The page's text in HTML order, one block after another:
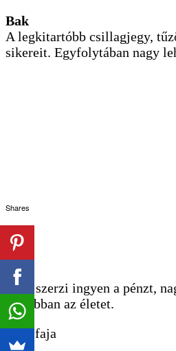
Bak
A legkitartóbb csillagjegy,
sikereit. Egyfolytában nagy
Nem szerzi ingyen a pénzt,
legjobban az életet.
tudasfaja
Shares